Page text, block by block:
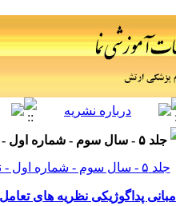
جلد ۵ - سال سوم - شماره اول - نیمسال اول تحصیلی- پاییز و زمستان
جلد ۵ - سال سوم - شماره اول - نیمسال اول تحصیلی- پاییز و زمستان صفحات ۴۱-۲۹
مبانی پداگوژیکی نظریه های